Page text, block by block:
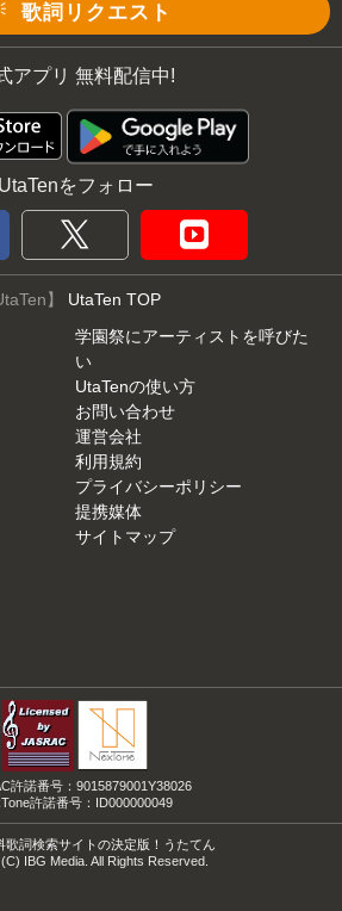
歌詞リクエスト
アプリ 無料配信中!
UtaTenをフォロー
】 UtaTen TOP
学園祭にアーティストを呼びた
い
UtaTenの使い方
お問い合わせ
運営会社
利用規約
プライバシーポリシー
提携媒体
サイトマップ
許諾番号：9015879001Y38026
許諾番号：ID000000049
歌詞検索サイトの決定版！うたてん
IBG Media. All Rights Reserved.